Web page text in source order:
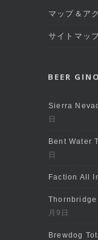
マップ＆ア
サイトマッ
BEER
Sierra
日
Bent Water
日
Faction All
月9日
Brewdog